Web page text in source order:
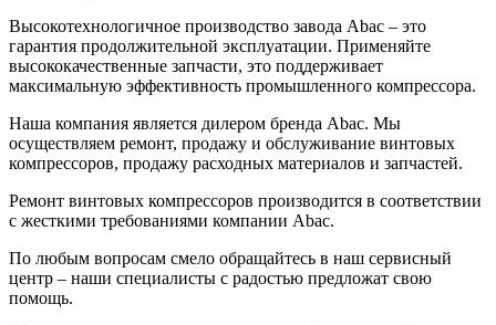
Высокотехнологичное производство завода Abac – это
гарантия продолжительной эксплуатации. Применяйте
высококачественные запчасти, это поддерживает
максимальную эффективность промышленного компрессора.
Наша компания является дилером бренда Abac. Мы
осуществляем ремонт, продажу и обслуживание винтовых
компрессоров, продажу расходных материалов и запчастей.
Ремонт винтовых компрессоров производится в соответствии
с жесткими требованиями компании Abac.
По любым вопросам смело обращайтесь в наш сервисный
центр – наши специалисты с радостью предложат свою
помощь.